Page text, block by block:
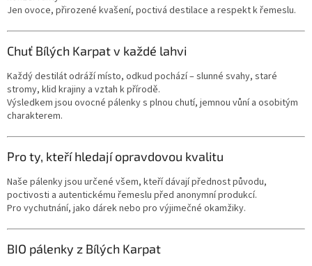
Jen ovoce, přirozené kvašení, poctivá destilace a respekt k řemeslu.
Chuť Bílých Karpat v každé lahvi
Každý destilát odráží místo, odkud pochází – slunné svahy, staré
stromy, klid krajiny a vztah k přírodě.
Výsledkem jsou ovocné pálenky s plnou chutí, jemnou vůní a osobitým
charakterem.
Pro ty, kteří hledají opravdovou kvalitu
Naše pálenky jsou určené všem, kteří dávají přednost původu,
poctivosti a autentickému řemeslu před anonymní produkcí.
Pro vychutnání, jako dárek nebo pro výjimečné okamžiky.
BIO pálenky z Bílých Karpat